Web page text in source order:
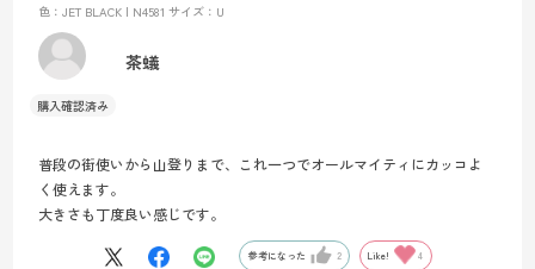
色：JET BLACK | N4581 サイズ：U
茶蟻
普段の街使いから山登りまで、これ一つでオールマイティにカッコよ
く使えます。
大きさも丁度良い感じです。
参考になった 2 Like! 4